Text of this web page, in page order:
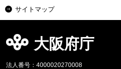
サイトマップ
大阪府庁
法人番号：4000020270008